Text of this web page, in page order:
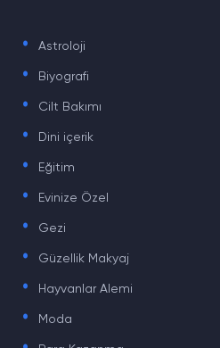
. Astroloji
. Biyografi
. Cilt Bakımı
. Dini içerik
. Eğitim
. Evinize Özel
. Gezi
. Güzellik Makyaj
. Hayvanlar Alemi
. Moda
.